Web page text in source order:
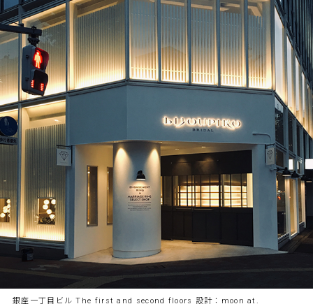
銀座一丁目ビル The first and second floors 設計：moon at.